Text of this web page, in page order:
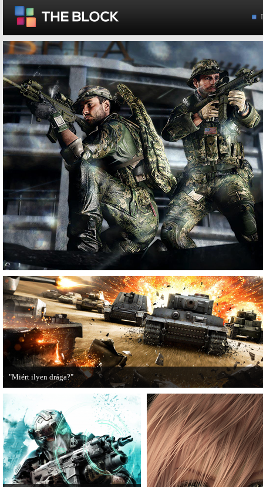
"Miért ilyen drága?"
A PC Guru utánajárt, miért kerülnek olyan sokba a AAA-kategóriás